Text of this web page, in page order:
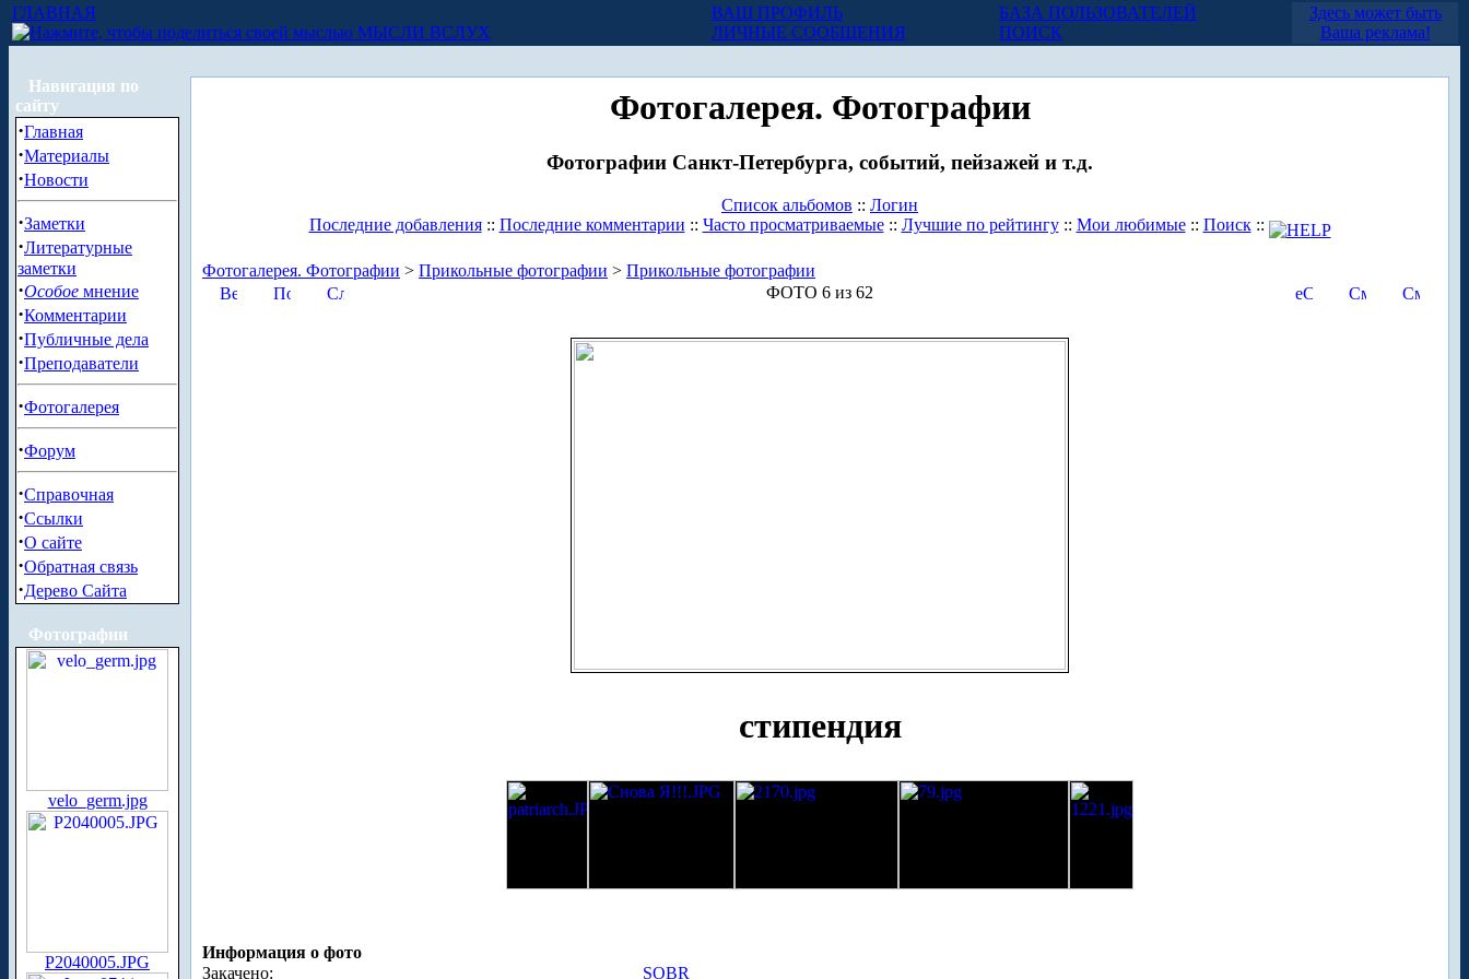
ГЛАВНАЯ
МЫСЛИ ВСЛУХ
ВАШ ПРОФИЛЬ
ЛИЧНЫЕ СООБЩЕНИЯ
БАЗА ПОЛЬЗОВАТЕЛЕЙ
ПОИСК
Здесь может быть
Ваша реклама!
Навигация по
сайту
·Главная
·Материалы
·Новости
·Заметки
·Литературные
заметки
·Особое мнение
·Комментарии
·Публичные дела
·Преподаватели
·Фотогалерея
·Форум
·Справочная
·Ссылки
·О сайте
·Обратная связь
·Дерево Сайта
Фотографии
velo_germ.jpg
P2040005.JPG
Фотогалерея. Фотографии
Фотографии Санкт-Петербурга, событий, пейзажей и т.д.
Список альбомов :: Логин
Последние добавления:: Последние комментарии :: Часто просматриваемые:: Лучшие по рейтингу:: Мои любимые:: Поиск::
Фотогалерея. Фотографии > Прикольные фотографии > Прикольные фотографии
ФОТО 6 из 62
стипендия
Информация о фото
Закачено:
SOBR